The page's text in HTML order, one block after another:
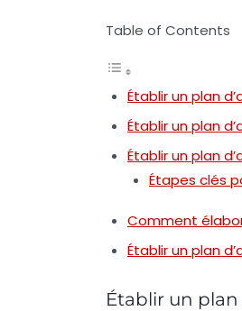
Table of Contents
Établir un plan
Établir un plan
Établir un plan
Étapes clés
Comment
Établir un plan
Établir un